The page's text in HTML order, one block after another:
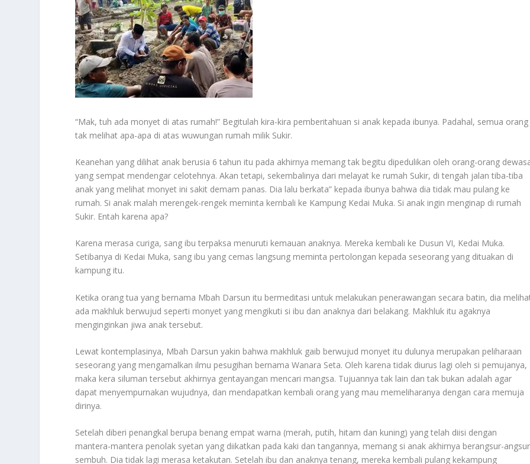
“Mak, tuh ada monyet di atas rumah!” Begitulah kira-kira pemberitahuan si anak kepada ibunya. Padahal, semua orang
tak melihat apa-apa di atas wuwungan rumah milik Sukir.
Keanehan yang dilihat anak berusia 6 tahun itu pada akhirnya memang tak begitu dipedulikan oleh orang-orang
yang sempat mendengar celotehnya. Akan tetapi, sekembalinya dari melayat ke rumah Sukir, di tengah jalan tiba-tiba
anak yang melihat monyet ini sakit demam panas. Dia lalu berkata” kepada ibunya bahwa dia tidak mau pulang ke
rumah. Si anak malah merengek-rengek meminta kernbali ke Kampung Kedai Muka. Si anak ingin menginap di rumah
Sukir. Entah karena apa?
Karena merasa curiga, sang ibu terpaksa menuruti kemauan anaknya. Mereka kembali ke Dusun VI, Kedai Muka.
Setibanya di Kedai Muka, sang ibu yang cemas langsung meminta pertolongan kepada seseorang yang dituakan di
kampung itu.
Ketika orang tua yang bernama Mbah Darsun itu bermeditasi untuk melakukan penerawangan secara batin, dia
ada makhluk berwujud seperti monyet yang mengikuti si ibu dan anaknya dari belakang. Makhluk itu agaknya
menginginkan jiwa anak tersebut.
Lewat kontemplasinya, Mbah Darsun yakin bahwa makhluk gaib berwujud monyet itu dulunya merupakan peliharaan
seseorang yang mengamalkan ilmu pesugihan bernama Wanara Seta. Oleh karena tidak diurus lagi oleh si pemujanya,
maka kera siluman tersebut akhirnya gentayangan mencari mangsa. Tujuannya tak lain dan tak bukan adalah agar
dapat menyempurnakan wujudnya, dan mendapatkan kembali orang yang mau memeliharanya dengan cara memuja
dirinya.
Setelah diberi penangkal berupa benang empat warna (merah, putih, hitam dan kuning) yang telah diisi dengan
mantera-mantera penolak syetan yang diikatkan pada kaki dan tangannya, memang si anak akhirnya berangsur-angsur
sembuh. Dia tidak lagi merasa ketakutan. Setelah ibu dan anaknya tenang, mereka kembali pulang kekampung